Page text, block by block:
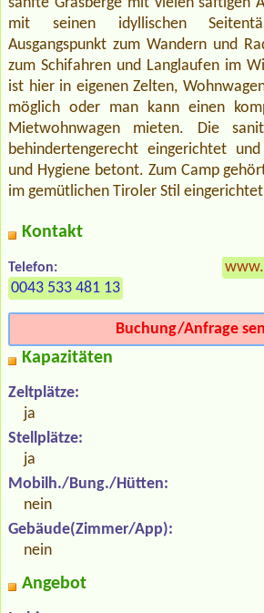
mit seinen idyllischen
Ausgangspunkt zum Wandern und
zum Schifahren und Langlaufen im
ist hier in eigenen Zelten,
möglich oder man kann einen
Mietwohnwagen mieten. Die
behindertengerecht eingerichtet
und Hygiene betont. Zum Camp
im gemütlichen Tiroler Stil
Kontakt
Telefon:
0043 533 481 13
Buchung/Anfrage
Kapazitäten
Zeltplätze:
ja
Stellplätze:
ja
Mobilh./Bung./Hütten:
nein
Gebäude(Zimmer/App):
nein
Angebot